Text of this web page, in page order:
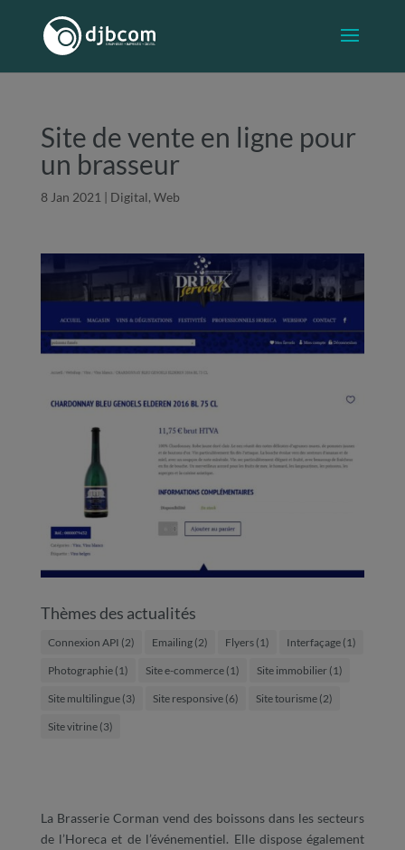
Site de vente en ligne pour
un brasseur
8 Jan 2021 | Digital, Web
Thèmes des actualités
Connexion API (2) Emailing(2) Flyers(1) Interfaçage(1)
Photographie(1) Site e-commerce(1) Site immobilier(1)
Site multilingue(3) Site responsive(6) Site tourisme(2)
Site vitrine(3)
La Brasserie Corman vend des boissons dans les secteurs
de l’Horeca et de l’événementiel. Elle dispose également